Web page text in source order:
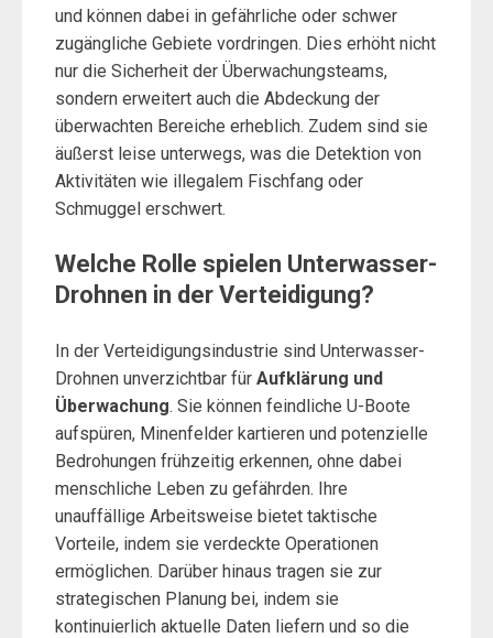
und können dabei in gefährliche oder schwer
zugängliche Gebiete vordringen. Dies erhöht nicht
nur die Sicherheit der Überwachungsteams,
sondern erweitert auch die Abdeckung der
überwachten Bereiche erheblich. Zudem sind sie
äußerst leise unterwegs, was die Detektion von
Aktivitäten wie illegalem Fischfang oder
Schmuggel erschwert.
Welche Rolle spielen Unterwasser-
Drohnen in der Verteidigung?
In der Verteidigungsindustrie sind Unterwasser-
Drohnen unverzichtbar für Aufklärung und
Überwachung. Sie können feindliche U-Boote
aufspüren, Minenfelder kartieren und potenzielle
Bedrohungen frühzeitig erkennen, ohne dabei
menschliche Leben zu gefährden. Ihre
unauffällige Arbeitsweise bietet taktische
Vorteile, indem sie verdeckte Operationen
ermöglichen. Darüber hinaus tragen sie zur
strategischen Planung bei, indem sie
kontinuierlich aktuelle Daten liefern und so die